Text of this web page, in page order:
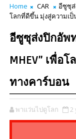
Home CAR
อีซูซุส่
โลกที่ดีขึ้น มุ่งสู่ความเป็
อีซูซุส่งปิกอัพ
MHEV” เพื่อ
ทางคาร์บอน
พาแว่นไปดูโลก 2